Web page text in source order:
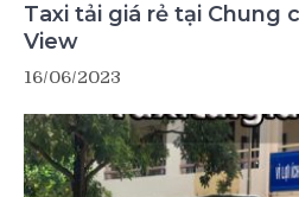
Taxi tải giá rẻ tại Chung
View
16/06/2023